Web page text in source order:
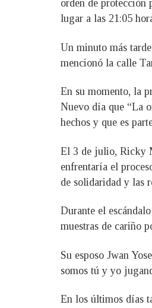
orden de protección
lugar a las 21:05
Un minuto más
mencionó la calle
En su momento, la
Nuevo día que “La
hechos y que es
El 3 de julio, Ricky
enfrentaría el
de solidaridad y las
Durante el
muestras de cariño
Su esposo Jwan
somos tú y yo
En los últimos días